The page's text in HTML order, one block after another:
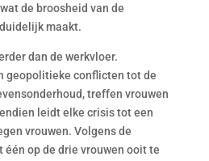
de broosheid van de
maakt.
dan de werkvloer.
geopolitieke conflicten tot de
treffen vrouwen
leidt elke crisis tot een
vrouwen. Volgens de
op de drie vrouwen ooit te